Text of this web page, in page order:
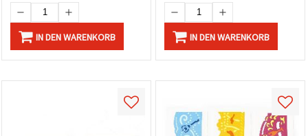
IN DEN WARENKORB IN DEN WARENKORB